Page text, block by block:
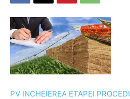
PV INCHEIEREA ETAPEI